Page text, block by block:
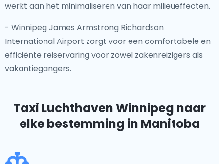
werkt aan het minimaliseren van haar milieueffecten.
- Winnipeg James Armstrong Richardson
International Airport zorgt voor een comfortabele en
efficiënte reiservaring voor zowel zakenreizigers als
vakantiegangers.
Taxi Luchthaven Winnipeg naar
elke bestemming in Manitoba